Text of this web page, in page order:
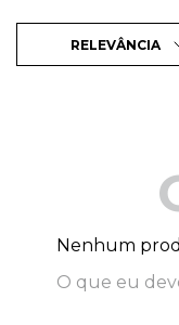
RELEVÂNCIA
Nenhum
O que eu